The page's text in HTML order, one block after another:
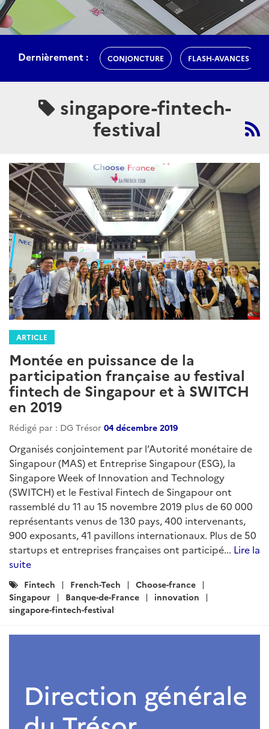
Dernièrement : CONJONCTURE FLASH-AVANCES
singapore-fintech-
festival
ARTICLE
Montée en puissance de la
participation française au festival
fintech de Singapour et à SWITCH
en 2019
Rédigé par : DG Trésor 04 décembre 2019
Organisés conjointement par l’Autorité monétaire de
Singapour (MAS) et Entreprise Singapour (ESG), la
Singapore Week of Innovation and Technology
(SWITCH) et le Festival Fintech de Singapour ont
rassemblé du 11 au 15 novembre 2019 plus de 60 000
représentants venus de 130 pays, 400 intervenants,
900 exposants, 41 pavillons internationaux. Plus de 50
startups et entreprises françaises ont participé... Lire la
suite
Catégories
:
Fintech French-Tech
Choose-france
Singapour
Banque-de-France
innovation
singapore-fintech-festival